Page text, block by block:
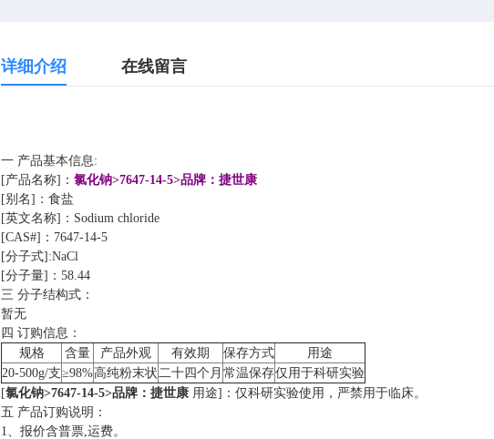
详细介绍 在线留言
一 产品基本信息:
[产品名称]：氯化钠>7647-14-5>品牌：捷世康
[别名]：食盐
[英文名称]：Sodium chloride
[CAS#]：7647-14-5
[分子式]:NaCl
[分子量]：58.44
三 分子结构式：
暂无
四 订购信息：
规格
含量 产品外观 有效期 保存方式
用途
20-500g/支≥98%高纯粉末状二十四个月 常温保存仅用于科研实验
[氯化钠>7647-14-5>品牌：捷世康 用途]：仅科研实验使用，严禁用于临床。
五 产品订购说明：
1、报价含普票,运费。